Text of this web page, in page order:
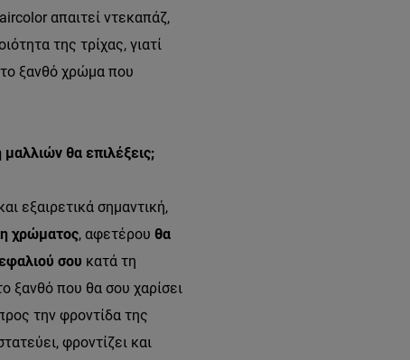
απαιτεί ντεκαπάζ,
της τρίχας, γιατί
ξανθό χρώμα που
θα επιλέξεις;
εξαιρετικά σημαντική,
χρώματος, αφετέρου θα
σου κατά τη
ξανθό που θα σου χαρίσει
την φροντίδα της
φροντίζει και